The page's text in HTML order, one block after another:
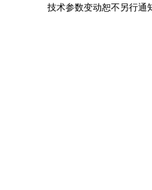
技术参数变动恕不另行通